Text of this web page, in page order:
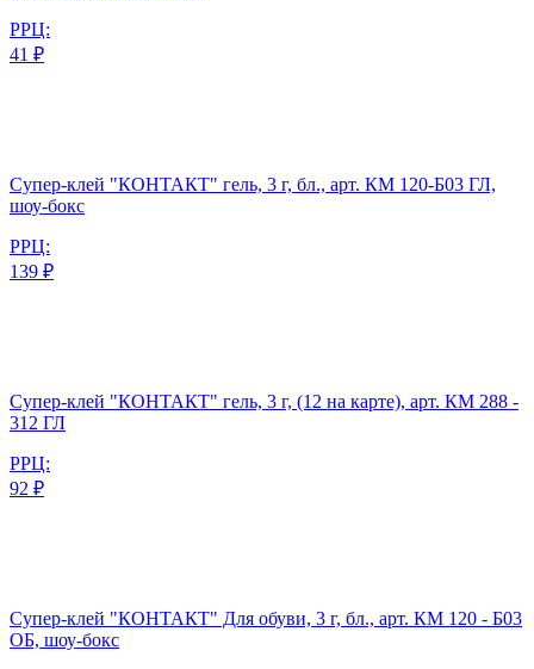
РРЦ:
41 ₽
Супер-клей "КОНТАКТ" гель, 3 г, бл., арт. КМ 120-Б03 ГЛ,
шоу-бокс
РРЦ:
139 ₽
Супер-клей "КОНТАКТ" гель, 3 г, (12 на карте), арт. КМ 288 -
312 ГЛ
РРЦ:
92 ₽
Супер-клей "КОНТАКТ" Для обуви, 3 г, бл., арт. КМ 120 - Б03
ОБ, шоу-бокс